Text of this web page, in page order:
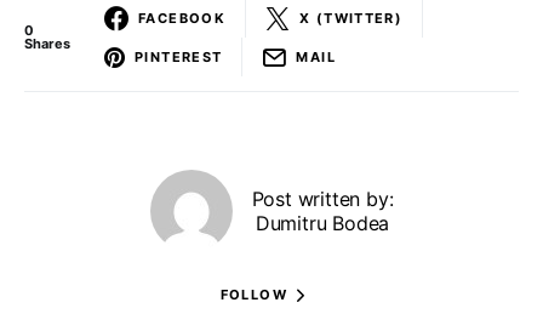
0
Shares
FACEBOOK X (TWITTER)
PINTEREST MAIL
Post written by:
Dumitru Bodea
FOLLOW